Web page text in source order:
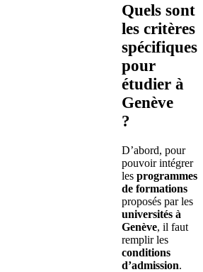
Quels sont
les critères
spécifiques
pour
étudier à
Genève
?
D’abord, pour
pouvoir intégrer
les programmes
de formations
proposés par les
universités à
Genève, il faut
remplir les
conditions
d’admission.